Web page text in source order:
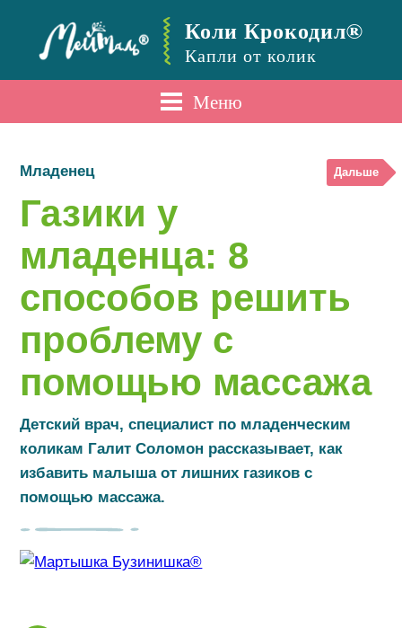
Коли Крокодил®
Капли от колик
Меню
Младенец Дальше
Газики у
младенца: 8
способов решить
проблему с
помощью массажа
Детский врач, специалист по младенческим
коликам Галит Соломон рассказывает, как
избавить малыша от лишних газиков с
помощью массажа.